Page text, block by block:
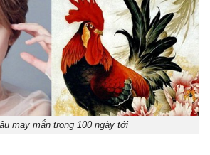
may mắn trong 100 ngày tới